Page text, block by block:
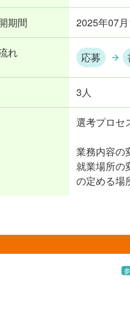
期間 2025年07
れ 応募
3人
選考プロセ
業務内容の
就業場所の
の定める場